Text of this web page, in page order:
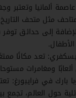
ألمانيا وتعتبر
مثل متحف
إلى حدائق توفر
تعد مكانًا
ومغامرات
بارك في فرايبورغ:
حول العالم، تجمع